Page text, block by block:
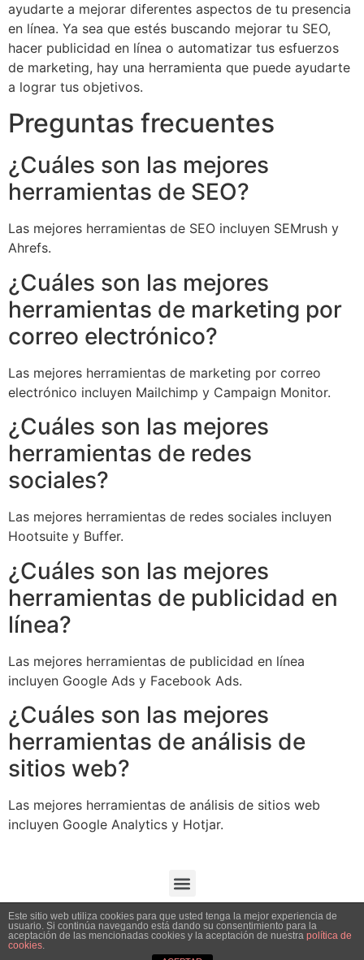
ayudarte a mejorar diferentes aspectos de tu presencia
en línea. Ya sea que estés buscando mejorar tu SEO,
hacer publicidad en línea o automatizar tus esfuerzos
de marketing, hay una herramienta que puede ayudarte
a lograr tus objetivos.
Preguntas frecuentes
¿Cuáles son las mejores
herramientas de SEO?
Las mejores herramientas de SEO incluyen SEMrush y
Ahrefs.
¿Cuáles son las mejores
herramientas de marketing por
correo electrónico?
Las mejores herramientas de marketing por correo
electrónico incluyen Mailchimp y Campaign Monitor.
¿Cuáles son las mejores
herramientas de redes
sociales?
Las mejores herramientas de redes sociales incluyen
Hootsuite y Buffer.
¿Cuáles son las mejores
herramientas de publicidad en
línea?
Las mejores herramientas de publicidad en línea
incluyen Google Ads y Facebook Ads.
¿Cuáles son las mejores
herramientas de análisis de
sitios web?
Las mejores herramientas de análisis de sitios web
incluyen Google Analytics y Hotjar.
Este sitio web utiliza cookies para que usted tenga la mejor experiencia de
usuario. Si continúa navegando está dando su consentimiento para la
aceptación de las mencionadas cookies y la aceptación de nuestra política de
cookies.